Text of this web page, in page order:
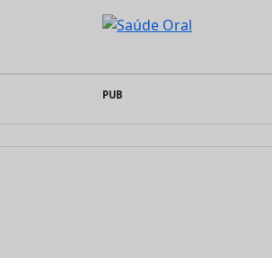
content
Saúde Oral
PUB